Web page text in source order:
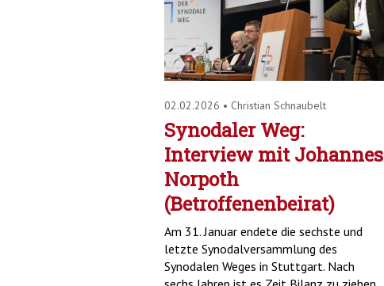
02.02.2026 • Christian Schnaubelt
Synodaler Weg:
Interview mit Johannes
Norpoth
(Betroffenenbeirat)
Am 31. Januar endete die sechste und
letzte Synodalversammlung des
Synodalen Weges in Stuttgart. Nach